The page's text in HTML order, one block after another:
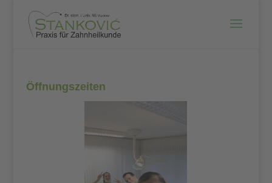
Öffnungszeiten